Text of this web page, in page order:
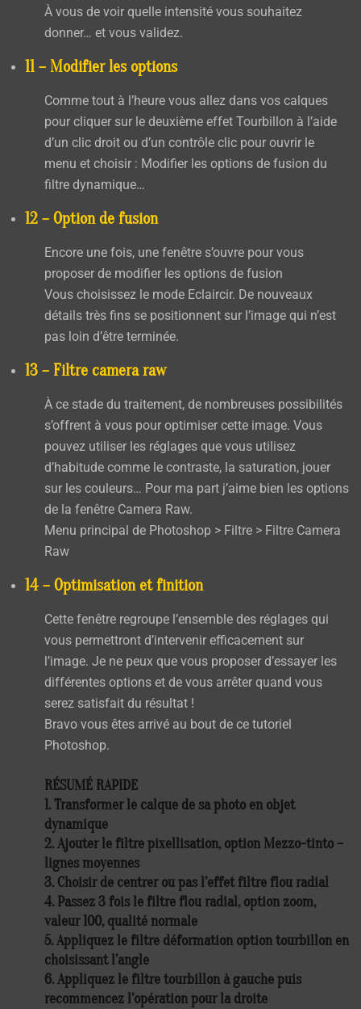
À vous de voir quelle intensité vous souhaitez
donner… et vous validez.
11 – Modifier les options
Comme tout à l’heure vous allez dans vos calques
pour cliquer sur le deuxième effet Tourbillon à l’aide
d’un clic droit ou d’un contrôle clic pour ouvrir le
menu et choisir : Modifier les options de fusion du
filtre dynamique…
12 – Option de fusion
Encore une fois, une fenêtre s’ouvre pour vous
proposer de modifier les options de fusion
Vous choisissez le mode Eclaircir. De nouveaux
détails très fins se positionnent sur l’image qui n’est
pas loin d’être terminée.
13 – Filtre camera raw
À ce stade du traitement, de nombreuses possibilités
s’offrent à vous pour optimiser cette image. Vous
pouvez utiliser les réglages que vous utilisez
d’habitude comme le contraste, la saturation, jouer
sur les couleurs… Pour ma part j’aime bien les options
de la fenêtre Camera Raw.
Menu principal de Photoshop > Filtre > Filtre Camera
Raw
14 – Optimisation et finition
Cette fenêtre regroupe l’ensemble des réglages qui
vous permettront d’intervenir efficacement sur
l’image. Je ne peux que vous proposer d’essayer les
différentes options et de vous arrêter quand vous
serez satisfait du résultat !
Bravo vous êtes arrivé au bout de ce tutoriel
Photoshop.
RÉSUMÉ RAPIDE
1. Transformer le calque de sa photo enobjet
dynamique
2. Ajouter le filtrepixellisation, optionMezzo-tinto–
lignes moyennes
3. Choisir de centrer ou pas l’effetfiltre flou radial
4. Passez 3 fois le filtre flou radial, optionzoom,
valeur100, qualité normale
5. Appliquez le filtre déformationoptiontourbillonen
choisissant l’angle
6. Appliquez le filtretourbillonà gauche puis
recommencez l’opération pour la droite